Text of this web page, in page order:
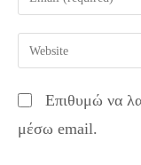
comment
your
email
address
comment
Enter
your
URL
(optional)
Επιθυμώ να
μέσω email.